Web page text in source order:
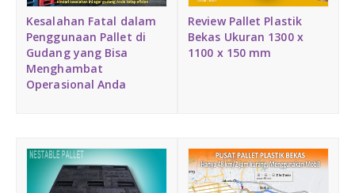
Medium Duty
Heavy Duty
PALLET KAYU
Dunnage Air Bag
Kesalahan Fatal dalam
Penggunaan Pallet di
Gudang yang Bisa
Menghambat
Operasional Anda
Review Pallet Plastik
Bekas Ukuran 1300 x
1100 x 150 mm